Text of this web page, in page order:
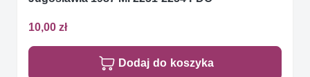
10,00 zł
Dodaj do koszyka